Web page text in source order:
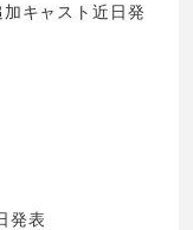
キャスト近日発
発表